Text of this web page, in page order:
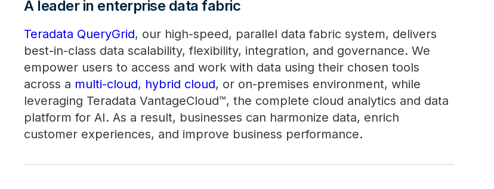
A leader in enterprise data fabric
Teradata QueryGrid, our high-speed, parallel data fabric system, delivers
best-in-class data scalability, flexibility, integration, and governance. We
empower users to access and work with data using their chosen tools
across a multi-cloud, hybrid cloud, or on-premises environment, while
leveraging Teradata VantageCloud™, the complete cloud analytics and data
platform for AI. As a result, businesses can harmonize data, enrich
customer experiences, and improve business performance.